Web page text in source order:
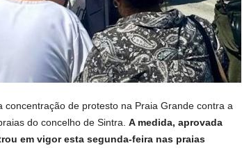
de protesto na Praia Grande contra a
do concelho de Sintra. A medida, aprovada
em vigor esta segunda-feira nas praias